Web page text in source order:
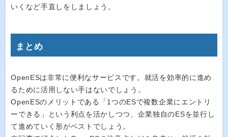
いくなど手直しをしましょう。
まとめ
OpenESは非常に便利なサービスです。就活を効率的に進め
るために活用しない手はないでしょう。
OpenESのメリットである「1つのESで複数企業にエントリ
ーできる」という利点を活かしつつ、企業独自のESを並行し
て進めていく形がベストでしょう。